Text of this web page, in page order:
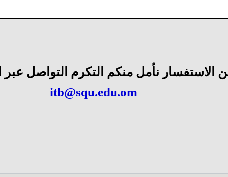
الاستفسار نأمل منكم التكرم التواصل عبر
itb@squ.edu.om